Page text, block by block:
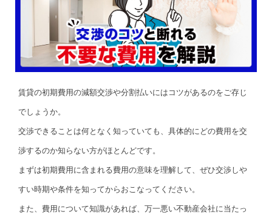
賃貸の初期費用の減額交渉や分割払いにはコツがあるのをご存じ
でしょうか。
交渉できることは何となく知っていても、具体的にどの費用を交
渉するのか知らない方がほとんどです。
まずは初期費用に含まれる費用の意味を理解して、ぜひ交渉しや
すい時期や条件を知ってからおこなってください。
また、費用について知識があれば、万一悪い不動産会社に当たっ